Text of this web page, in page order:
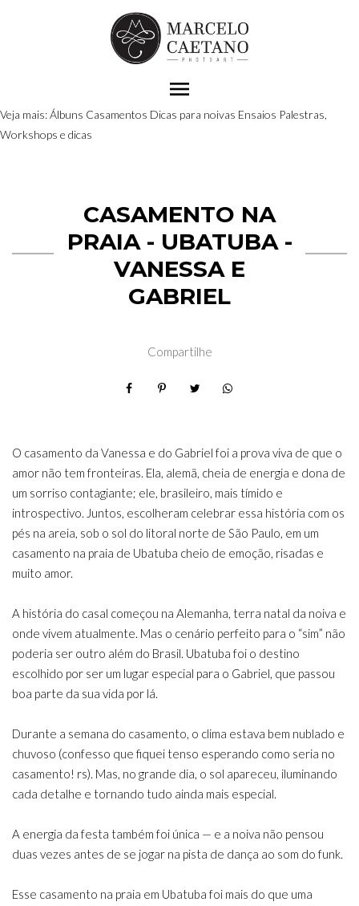
menu
Veja mais:Álbuns Casamentos Dicas para noivas Ensaios Palestras,
Workshops e dicas
CASAMENTO NA
PRAIA - UBATUBA -
VANESSA E
GABRIEL
Compartilhe
O casamento da Vanessa e do Gabriel foi a prova viva de que o
amor não tem fronteiras. Ela, alemã, cheia de energia e dona de
um sorriso contagiante; ele, brasileiro, mais tímido e
introspectivo. Juntos, escolheram celebrar essa história com os
pés na areia, sob o sol do litoral norte de São Paulo, em um
casamento na praia de Ubatuba cheio de emoção, risadas e
muito amor.
A história do casal começou na Alemanha, terra natal da noiva e
onde vivem atualmente. Mas o cenário perfeito para o “sim” não
poderia ser outro além do Brasil. Ubatuba foi o destino
escolhido por ser um lugar especial para o Gabriel, que passou
boa parte da sua vida por lá.
Durante a semana do casamento, o clima estava bem nublado e
chuvoso (confesso que fiquei tenso esperando como seria no
casamento! rs). Mas, no grande dia, o sol apareceu, iluminando
cada detalhe e tornando tudo ainda mais especial.
A energia da festa também foi única — e a noiva não pensou
duas vezes antes de se jogar na pista de dança ao som do funk.
Esse casamento na praia em Ubatuba foi mais do que uma